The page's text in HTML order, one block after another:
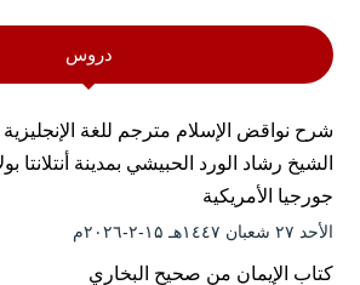
دروس
شرح نواقض الإسلام مترجم للغة الإنجليزية
الشيخ رشاد الورد الحبيشي بمدينة أنتلانتا
جورجيا الأمريكية
الأحد ۲۷ شعبان ۱٤٤۷هـ ۱۵-۲-۲۰۲٦م
كتاب الإيمان من صحيح البخاري